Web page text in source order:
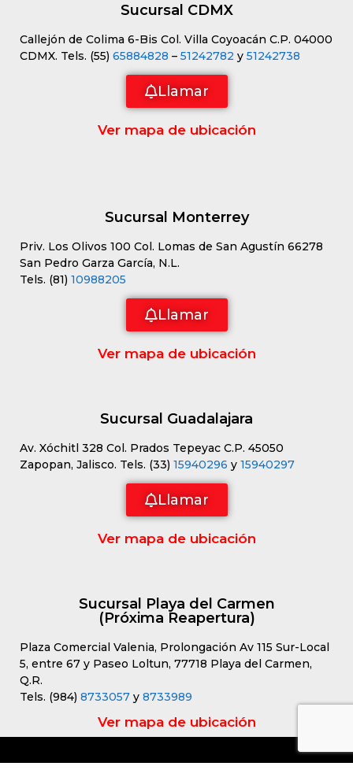
Sucursal CDMX
Callejón de Colima 6-Bis Col. Villa Coyoacán C.P. 04000
CDMX. Tels. (55) 65884828 – 51242782 y 51242738
Llamar
Ver mapa de ubicación
Sucursal Monterrey
Priv. Los Olivos 100 Col. Lomas de San Agustín 66278
San Pedro Garza García, N.L.
Tels. (81) 10988205
Llamar
Ver mapa de ubicación
Sucursal Guadalajara
Av. Xóchitl 328 Col. Prados Tepeyac C.P. 45050
Zapopan, Jalisco. Tels. (33) 15940296 y 15940297
Llamar
Ver mapa de ubicación
Sucursal Playa del Carmen
(Próxima Reapertura)
Plaza Comercial Valenia, Prolongación Av 115 Sur-Local
5, entre 67 y Paseo Loltun, 77718 Playa del Carmen,
Q.R.
Tels. (984) 8733057 y 8733989
Ver mapa de ubicación
Artículo añadido al carrito.
0 artículos -$0.00
Finalizar Compra